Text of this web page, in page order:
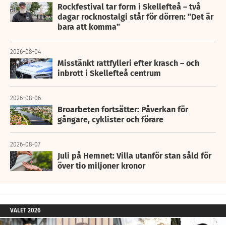
Rockfestival tar form i Skellefteå – två
dagar rocknostalgi står för dörren: ”Det är
bara att komma”
2026-08-04
Misstänkt rattfylleri efter krasch – och
inbrott i Skellefteå centrum
2026-08-06
Broarbeten fortsätter: Påverkan för
gångare, cyklister och förare
2026-08-07
Juli på Hemnet: Villa utanför stan såld för
över tio miljoner kronor
VALET 2026